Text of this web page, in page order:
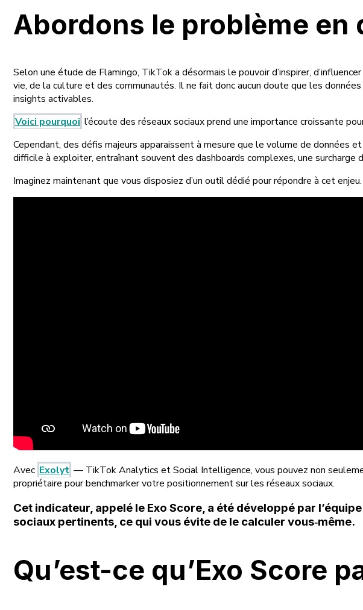
Abordons le problème en
Selon une étude de Flamingo, TikTok a désormais le pouvoir d’inspirer,
vie, de la culture et des communautés. Il ne fait donc aucun doute que les
insights activables.
Voici pourquoi l’écoute des réseaux sociaux prend une importance croissante
Cependant, des défis majeurs apparaissent à mesure que le volume de données
difficile à exploiter, entraînant souvent des dashboards complexes, une surcharge
Imaginez maintenant que vous disposiez d’un outil dédié pour répondre à cet enjeu.
Avec Exolyt — TikTok Analytics et Social Intelligence, vous pouvez non
propriétaire pour benchmarker votre positionnement sur les réseaux sociaux.
Cet indicateur, appelé le Exo Score, a été développé par
sociaux pertinents, ce qui vous évite de le calculer vous‑même.
Qu’est-ce qu’Exo Score